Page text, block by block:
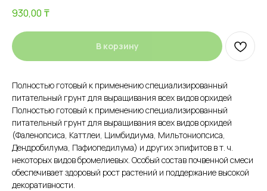
930,00 ₸
В корзину
Полностью готовый к применению специализированный
питательный грунт для выращивания всех видов орхидей
Полностью готовый к применению специализированный
питательный грунт для выращивания всех видов орхидей
(Фаленопсиса, Каттлеи, Цимбидиума, Мильтониопсиса,
Дендробилума, Пафиопедилума) и других эпифитов в т. ч.
некоторых видов бромелиевых. Особый состав почвенной смеси
обеспечивает здоровый рост растений и поддержание высокой
декоративности.